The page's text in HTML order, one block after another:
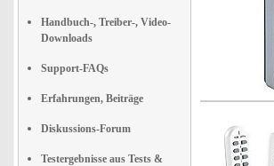
Handbuch-, Treiber-, Video-
Downloads
Support-FAQs
Erfahrungen, Beiträge
Diskussions-Forum
Testergebnisse aus Tests &